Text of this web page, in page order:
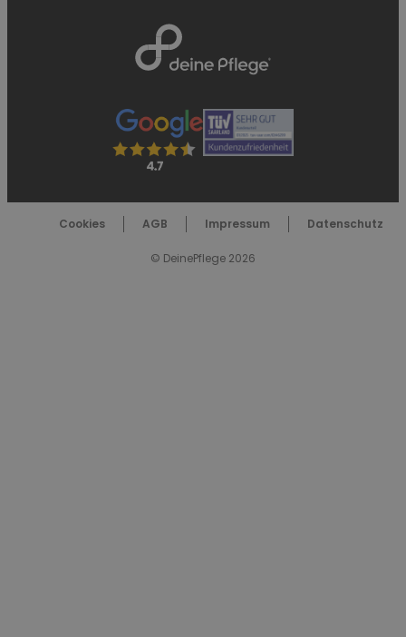
Cookies AGB Impressum Datenschutz
© DeinePflege 2026